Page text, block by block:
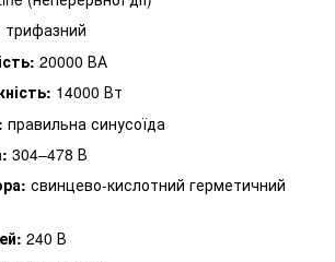
трифазний
20000 ВА
14000 Вт
правильна синусоїда
304–478 В
свинцево-кислотний герметичний
240 В